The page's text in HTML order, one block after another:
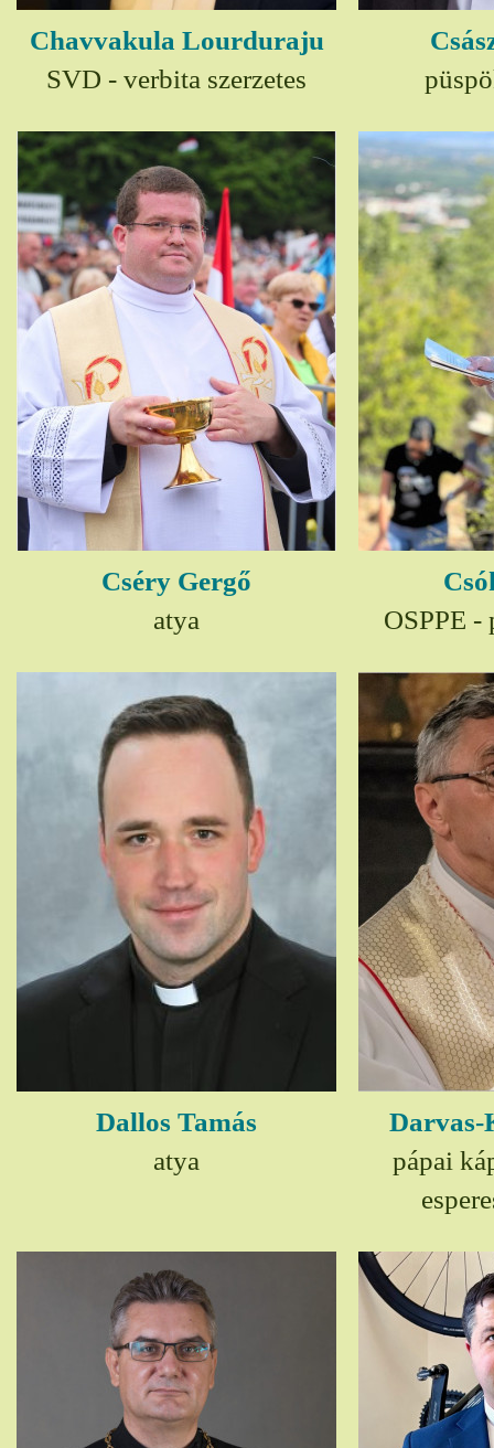
Chavvakula Lourduraju
SVD - verbita szerzetes
Cséry Gergő
atya
OSPPE -
Dallos Tamás
atya
Darvas-
pápai